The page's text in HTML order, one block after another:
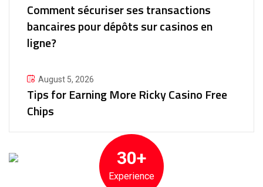
Comment sécuriser ses transactions
bancaires pour dépôts sur casinos en
ligne?
August 5, 2026
Tips for Earning More Ricky Casino Free
Chips
30+
Experience